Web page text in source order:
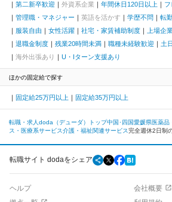
第二新卒歓迎 外資系企業 年間休日120日以上
管理職・マネジャー
英語を活かす 学歴不問
転
服装自由
女性活躍 社宅・家賃補助制度 上場企
退職金制度
残業20時間未満 職種未経験歓迎 土
海外出張あり
U・Iターン支援あり
ほかの固定給で探す
固定給25万円以上 固定給35万円以上
転職・求人doda（デューダ）トップ中国･四国愛媛県医薬品
ス・医療系サービス介護・福祉関連サービス完全週休2日制
転職サイト dodaをシェア
ヘルプ
会社概要